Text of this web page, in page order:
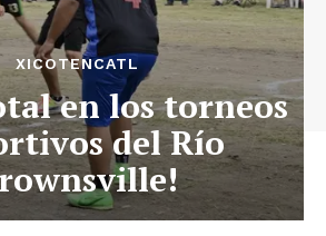
XICOTENCATL
en los torneos
del Río